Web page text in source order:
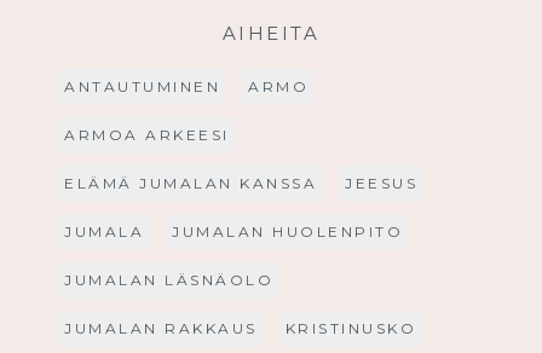
AIHEITA
ANTAUTUMINEN ARMO
ARMOA ARKEESI
ELÄMÄ JUMALAN KANSSA JEESUS
JUMALA JUMALAN HUOLENPITO
JUMALAN LÄSNÄOLO
JUMALAN RAKKAUS KRISTINUSKO